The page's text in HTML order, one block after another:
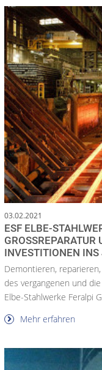
03.02.2021
ESF ELBE-
GROSSREPARATUR
NVESTITIONEN INS
Demontieren,
des vergangenen und
Elbe-Stahlwerke Feralpi
Mehr erfahren